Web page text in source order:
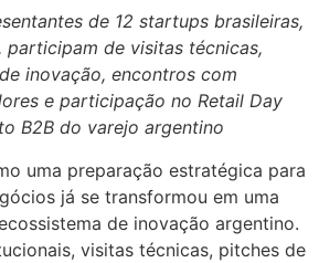
de 12 startups brasileiras,
participam de visitas técnicas,
inovação, encontros com
e participação no Retail Day
B2B do varejo argentino
uma preparação estratégica para
já se transformou em uma
de inovação argentino.
visitas técnicas, pitches de